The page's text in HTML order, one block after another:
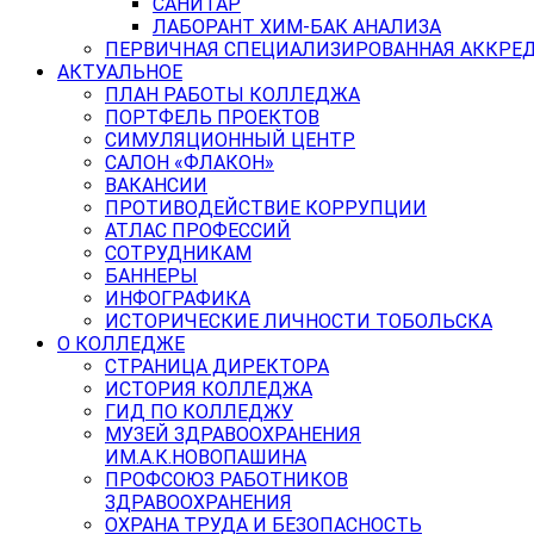
ЛАБОРАНТ ХИМ-БАК АНАЛИЗА
ПЕРВИЧНАЯ СПЕЦИАЛИЗИРОВАННАЯ
АКТУАЛЬНОЕ
ПЛАН РАБОТЫ КОЛЛЕДЖА
ПОРТФЕЛЬ ПРОЕКТОВ
СИМУЛЯЦИОННЫЙ ЦЕНТР
САЛОН «ФЛАКОН»
ВАКАНСИИ
ПРОТИВОДЕЙСТВИЕ КОРРУПЦИИ
АТЛАС ПРОФЕССИЙ
СОТРУДНИКАМ
БАННЕРЫ
ИНФОГРАФИКА
ИСТОРИЧЕСКИЕ ЛИЧНОСТИ ТОБОЛЬСКА
О КОЛЛЕДЖЕ
СТРАНИЦА ДИРЕКТОРА
ИСТОРИЯ КОЛЛЕДЖА
ГИД ПО КОЛЛЕДЖУ
МУЗЕЙ ЗДРАВООХРАНЕНИЯ
ИМ.А.К.НОВОПАШИНА
ПРОФСОЮЗ РАБОТНИКОВ
ЗДРАВООХРАНЕНИЯ
ОХРАНА ТРУДА И БЕЗОПАСНОСТЬ